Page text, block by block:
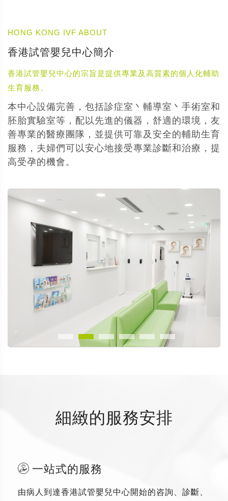
HONG KONG IVF ABOUT
香港試管嬰兒中心簡介
香港試管嬰兒中心的宗旨是提供專業及高質素的個人化輔助
生育服務。
本中心設備完善，包括診症室丶輔導室丶手術室和
胚胎實驗室等，配以先進的儀器，舒適的環境，友
善專業的醫療團隊，並提供可靠及安全的輔助生育
服務，夫婦們可以安心地接受專業診斷和治療，提
高受孕的機會。
細緻的服務安排
一站式的服務
由病人到達香港試管嬰兒中心開始的咨詢、診斷、